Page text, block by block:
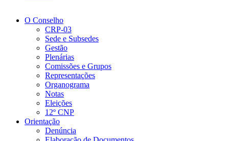
O Conselho
CRP-03
Sede e Subsedes
Gestão
Plenárias
Comissões e Grupos
Representações
Organograma
Notas
Eleições
12º CNP
Orientação
Denúncia